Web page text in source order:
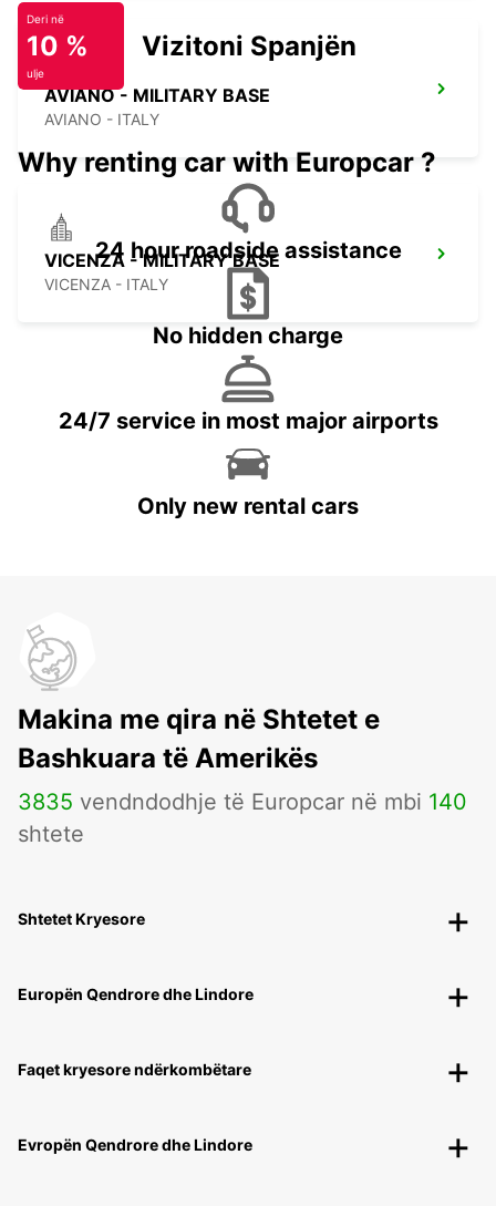
AVIANO - MILITARY BASE
AVIANO - ITALY
VICENZA - MILITARY BASE
VICENZA - ITALY
Deri në
10 %
ulje
Vizitoni Spanjën
Why renting car with Europcar ?
24 hour roadside assistance
No hidden charge
24/7 service in most major airports
Only new rental cars
Makina me qira në Shtetet e
Bashkuara të Amerikës
3835 vendndodhje të Europcar në mbi 140
shtete
Shtetet Kryesore
Europën Qendrore dhe Lindore
Faqet kryesore ndërkombëtare
Evropën Qendrore dhe Lindore